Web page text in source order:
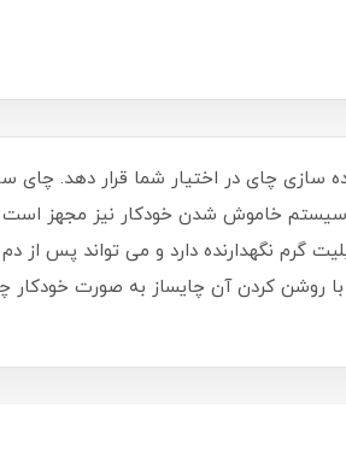
خاموش شدن خودکار نیز مجهز
نگهدارنده دارد و می تواند پس از
روشن کردن آن چایساز به صورت